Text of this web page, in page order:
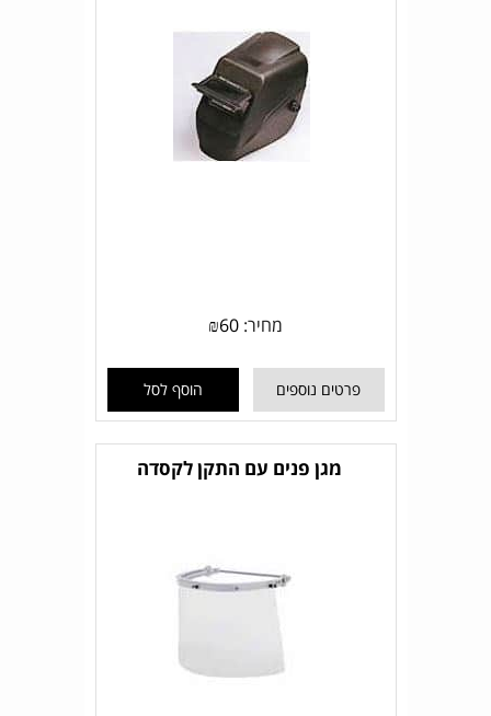
מחיר: ₪60
פרטים נוספים הוסף לסל
מגן פנים עם התקן לקסדה